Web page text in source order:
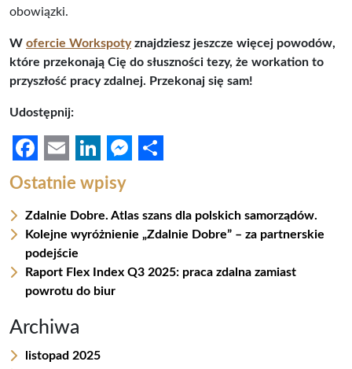
obowiązki.
W ofercie Workspotyznajdziesz jeszcze więcej powodów,
które przekonają Cię do słuszności tezy, że workation to
przyszłość pracy zdalnej. Przekonaj się sam!
Udostępnij:
F
c
b
o
o
k
E
a
i
l
L
n
k
e
d
I
n
M
e
s
e
n
a
r
e
Ostatnie wpisy
Zdalnie Dobre. Atlas szans dla polskich samorządów.
Kolejne wyróżnienie „Zdalnie Dobre” – za partnerskie
podejście
Raport Flex Index Q3 2025: praca zdalna zamiast
powrotu do biur
Archiwa
listopad 2025